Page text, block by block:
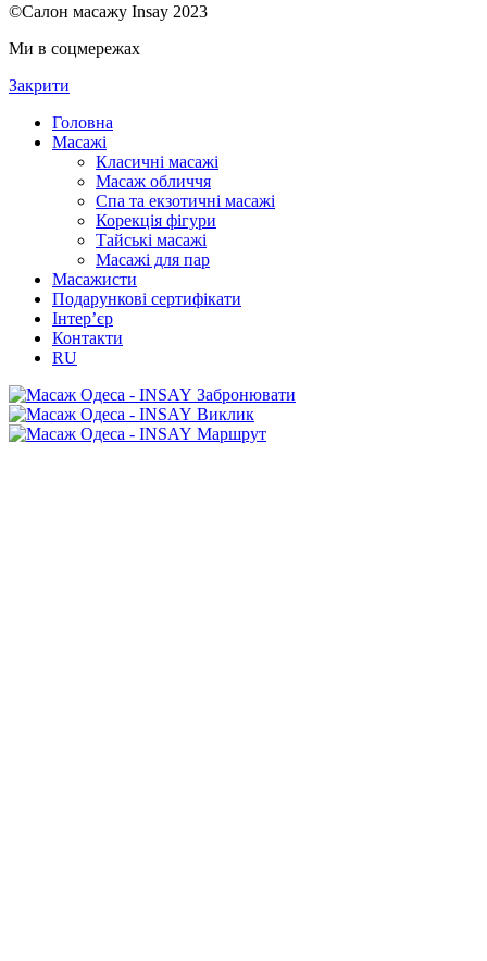
©Салон масажу Insay 2023
Ми в соцмережах
Закрити
Головна
Масажі
Класичні масажі
Масаж обличчя
Спа та екзотичні масажі
Корекція фігури
Тайські масажі
Масажі для пар
Масажисти
Подарункові сертифікати
Інтер’єр
Контакти
RU
Забронювати
Виклик
Маршрут